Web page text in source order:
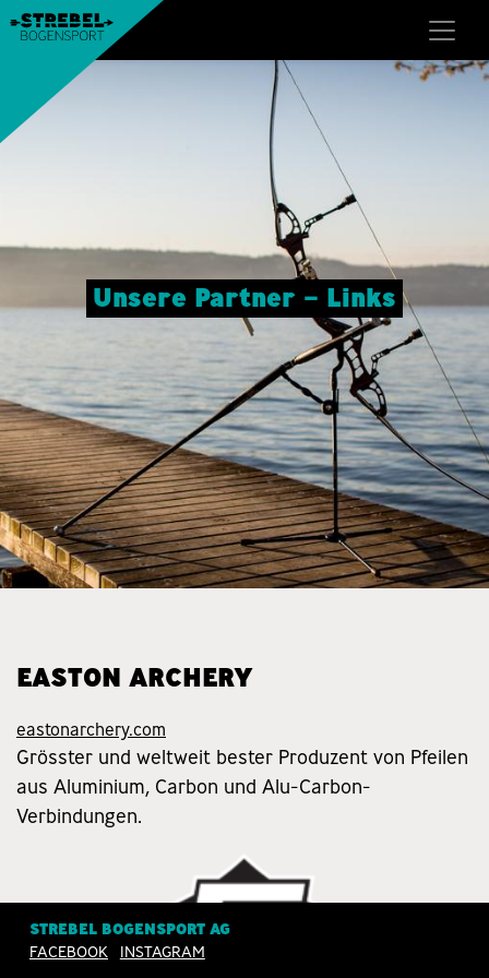
Unsere Partner – Links
EASTON ARCHERY
eastonarchery.com
Grösster und weltweit bester Produzent von Pfeilen
aus Aluminium, Carbon und Alu-Carbon-
Verbindungen.
STREBEL BOGENSPORT AG
FACEBOOK
INSTAGRAM